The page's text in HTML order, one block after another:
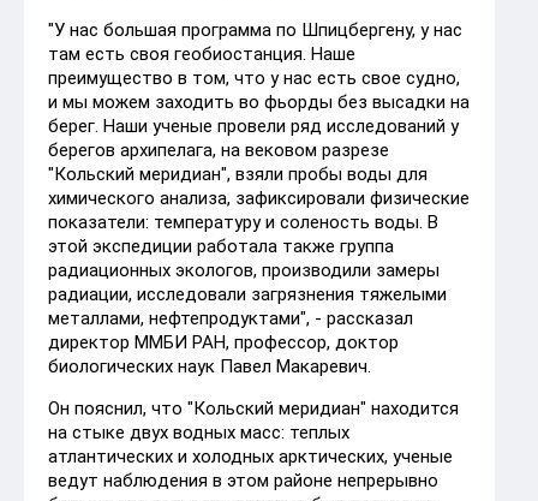
"У нас большая программа по Шпицбергену, у нас
там есть своя геобиостанция. Наше
преимущество в том, что у нас есть свое судно,
и мы можем заходить во фьорды без высадки на
берег. Наши ученые провели ряд исследований у
берегов архипелага, на вековом разрезе
"Кольский меридиан", взяли пробы воды для
химического анализа, зафиксировали физические
показатели: температуру и соленость воды. В
этой экспедиции работала также группа
радиационных экологов, производили замеры
радиации, исследовали загрязнения тяжелыми
металлами, нефтепродуктами", - рассказал
директор ММБИ РАН, профессор, доктор
биологических наук Павел Макаревич.
Он пояснил, что "Кольский меридиан" находится
на стыке двух водных масс: теплых
атлантических и холодных арктических, ученые
ведут наблюдения в этом районе непрерывно